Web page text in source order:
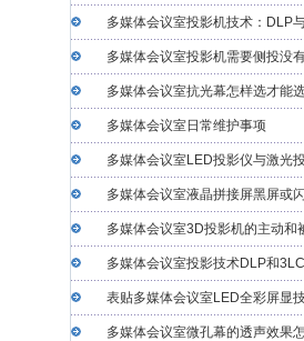
多媒体会议室投影机技术：DLP
多媒体会议室投影机需要侧投没
多媒体会议室抗光幕怎样选才能
多媒体会议室日常维护事项
多媒体会议室LED投影仪与激光
多媒体会议室液晶拼接屏黑屏或
多媒体会议室3D投影机的主动和
多媒体会议室投影技术DLP和
表贴多媒体会议室LED全彩屏显
多媒体会议室微孔幕的透声效果